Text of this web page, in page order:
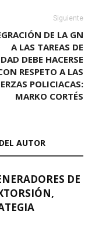
Siguiente
DE LA GN
A LAS TAREAS DE
DEBE HACERSE
RESPETO A LAS
POLICIACAS:
MARKO CORTÉS
AUTOR
DE